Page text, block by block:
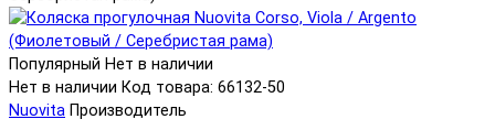
Популярный Нет в наличии
Нет в наличии Код товара: 66132-50
Nuovita Производитель